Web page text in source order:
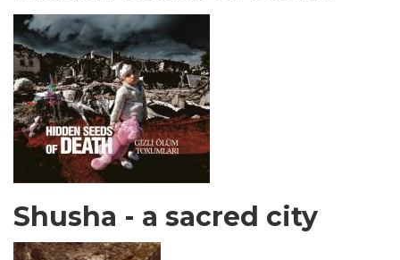
Shusha - a sacred city